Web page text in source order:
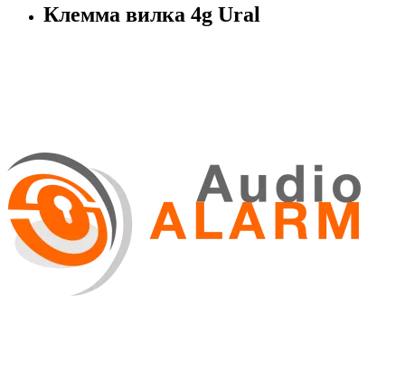
Клемма вилка 4g Ural